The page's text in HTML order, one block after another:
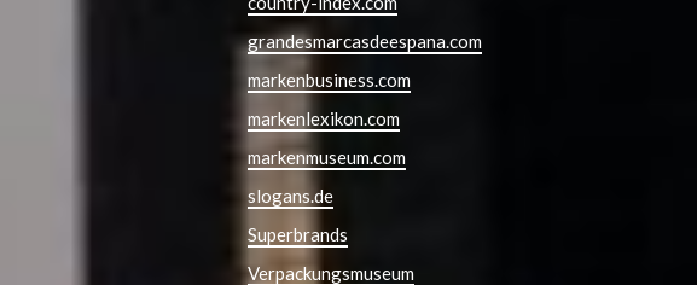
grandesmarcasdeespana.com
markenbusiness.com
markenlexikon.com
markenmuseum.com
slogans.de
Superbrands
Verpackungsmuseum